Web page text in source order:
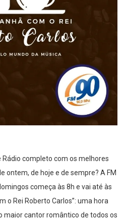
completo com os melhores
ontem, de hoje e de sempre? A FM
começa às 8h e vai até às
o Rei Roberto Carlos”: uma hora
maior cantor romântico de todos os